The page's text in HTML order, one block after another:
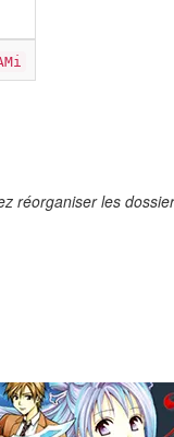
réorganiser les